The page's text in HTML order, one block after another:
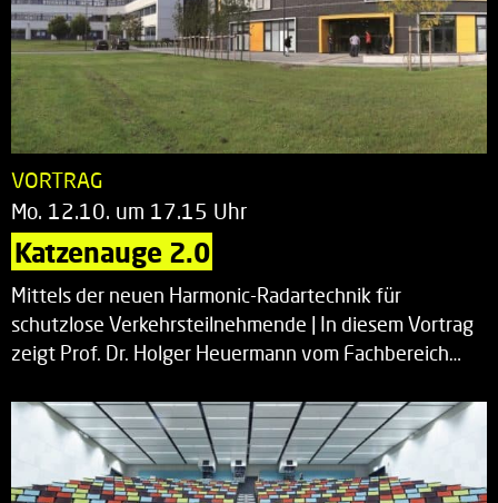
VORTRAG
Mo. 12.10. um 17.15 Uhr
Katzenauge 2.0
Mittels der neuen Harmonic-Radartechnik für
schutzlose Verkehrsteilnehmende | In diesem Vortrag
zeigt Prof. Dr. Holger Heuermann vom Fachbereich…